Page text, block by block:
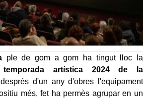
ple de gom a gom ha tingut lloc la
temporada artística 2024 de la
d'un any d'obres l'equipament
més, fet ha permès agrupar en un